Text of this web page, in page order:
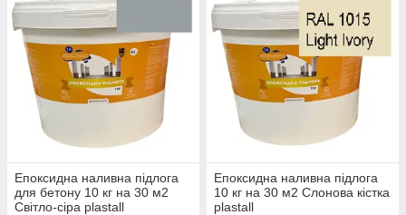
Епоксидна наливна підлога
для бетону 10 кг на 30 м2
Світло-сіра plastall
Епоксидна наливна підлога
10 кг на 30 м2 Слонова кістка
plastall